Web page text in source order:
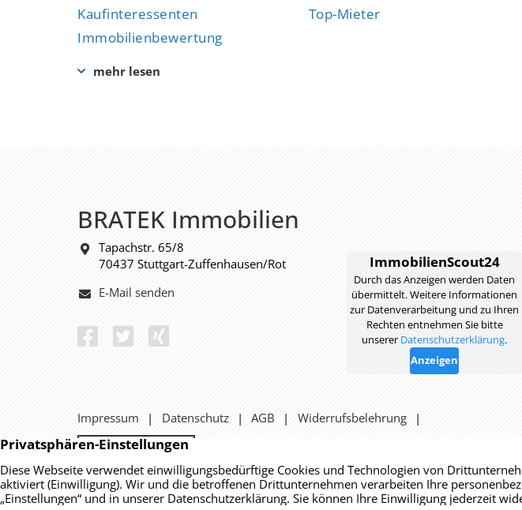
Kaufinteressenten
Immobilienbewertung
Top-Mieter
BRATEK Immobilien
Tapachstr. 65/8
70437 Stuttgart-Zuffenhausen/Rot
E-Mail senden
Impressum Datenschutz AGB
Widerrufsbelehrung
Vertrag widerrufen